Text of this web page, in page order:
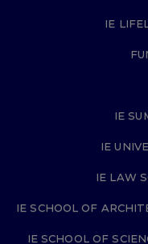
IE
IE
IE
IE LAW
IE SCHOOL OF
IE SCHOOL OF